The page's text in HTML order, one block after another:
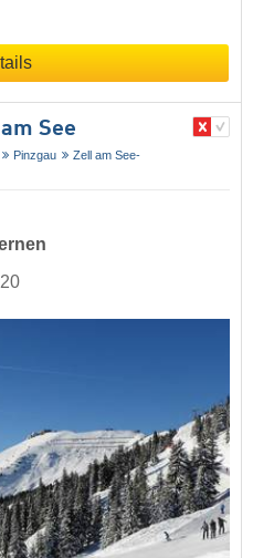
See
Pinzgau
Zell am See-